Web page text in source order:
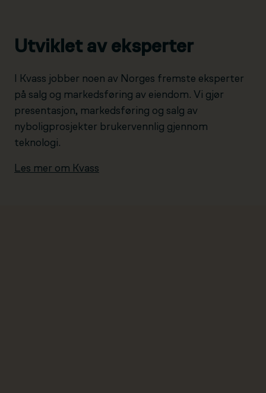
Utviklet av eksperter
I Kvass jobber noen av Norges fremste eksperter
på salg og markedsføring av eiendom. Vi gjør
presentasjon, markedsføring og salg av
nyboligprosjekter brukervennlig gjennom
teknologi.
Les mer om Kvass